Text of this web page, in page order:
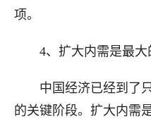
项。
4、扩大内需是最大
中国经济已经到了只
的关键阶段。扩大内需